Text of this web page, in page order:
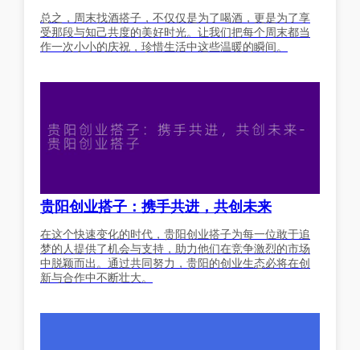
总之，周末找酒搭子，不仅仅是为了喝酒，更是为了享
受那段与知己共度的美好时光。让我们把每个周末都当
作一次小小的庆祝，珍惜生活中这些温暖的瞬间。
贵阳创业搭子：携手共进，共创未来
在这个快速变化的时代，贵阳创业搭子为每一位敢于追
梦的人提供了机会与支持，助力他们在竞争激烈的市场
中脱颖而出。通过共同努力，贵阳的创业生态必将在创
新与合作中不断壮大。